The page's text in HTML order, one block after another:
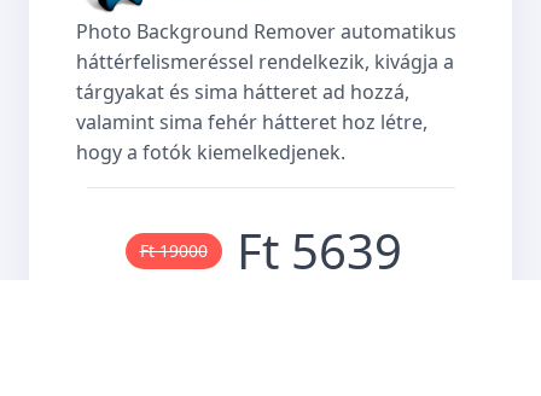
Photo Background Remover automatikus
háttérfelismeréssel rendelkezik, kivágja a
tárgyakat és sima hátteret ad hozzá,
valamint sima fehér hátteret hoz létre,
hogy a fotók kiemelkedjenek.
Ft 19000 Ft 5639